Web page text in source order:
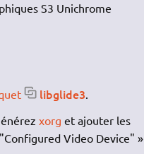
S3 Unichrome
libglide3.
xorg et ajouter les
Video Device"